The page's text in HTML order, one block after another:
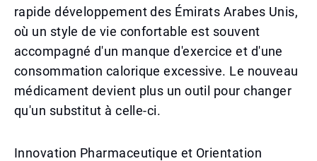
rapide développement des Émirats Arabes Unis,
où un style de vie confortable est souvent
accompagné d'un manque d'exercice et d'une
consommation calorique excessive. Le nouveau
médicament devient plus un outil pour changer
qu'un substitut à celle-ci.
Innovation Pharmaceutique et Orientation